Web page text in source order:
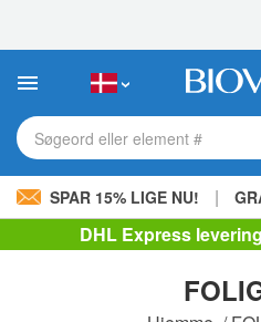
websted
Søgeord eller element #
SPAR 15% LIGE NU! |
DHL Express